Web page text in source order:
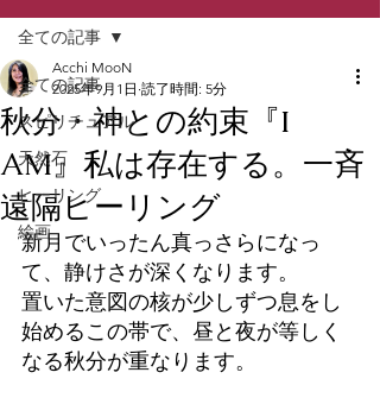
全ての記事
スピリチュアル
天然石
ヒーリング
絵画
全ての記事
秋分・神との約束『I
AM』私は存在する。一斉
遠隔ヒーリング
Acchi MooN
2025年9月1日 読了時間: 5分
新月でいったん真っさらになっ
て、静けさが深くなります。
置いた意図の核が少しずつ息をし
始めるこの帯で、昼と夜が等しく
なる秋分が重なります。